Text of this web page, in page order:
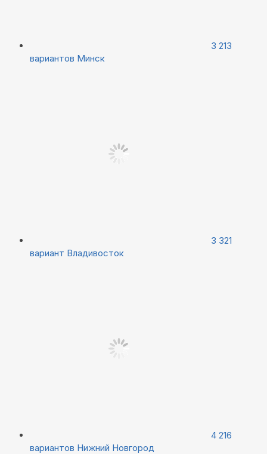
3 213
вариантов Минск
3 321
вариант Владивосток
4 216
вариантов Нижний Новгород